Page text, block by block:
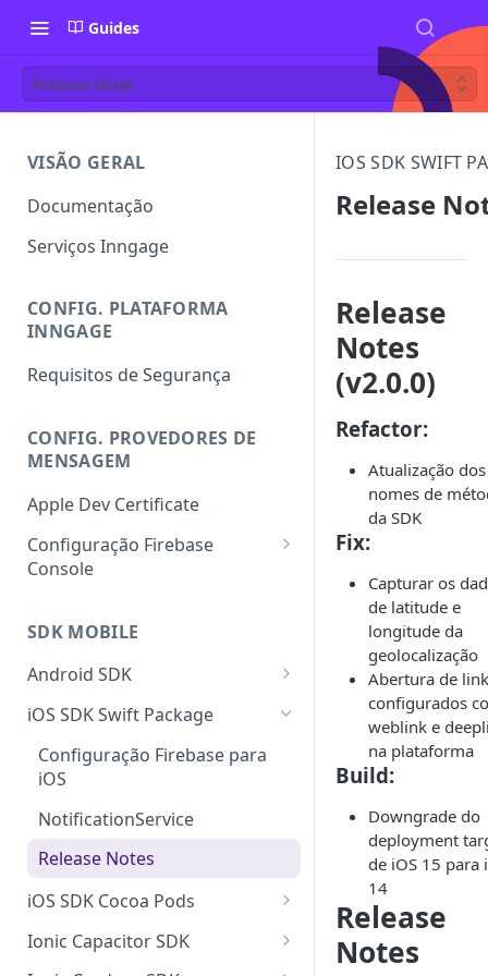
Guides
Release Notes
VISÃO GERAL
Documentação
Serviços Inngage
CONFIG. PLATAFORMA
INNGAGE
Requisitos de Segurança
CONFIG. PROVEDORES DE
MENSAGEM
Apple Dev Certificate
Configuração Firebase
Console
(V1)
SDK MOBILE
Android SDK
Push Messaging Service
Release Notes
iOS SDK Swift Package
Configuração Firebase para
iOS
NotificationService
Release Notes
iOS SDK Cocoa Pods
iOS Rich Push Notifications
Ionic Capacitor SDK
IOS SDK SWIFT
Release
Release
Notes
(v2.0.0)
Refactor:
Atualização dos
nomes de
da SDK
Fix:
Capturar os
de latitude e
longitude da
geolocalização
Abertura de
configurados
weblink e
na plataforma
Build:
Downgrade do
deployment
de iOS 15 para
14
Release
Notes